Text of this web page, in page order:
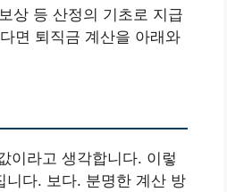
상 등 산정의 기초로 지급
면 퇴직금 계산을 아래와
이라고 생각합니다. 이렇
니다. 보다. 분명한 계산 방